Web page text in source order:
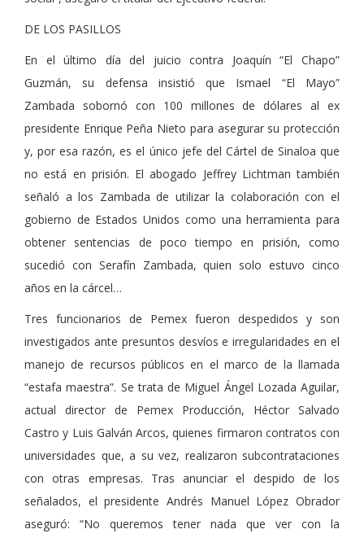
DE LOS PASILLOS
En el último día del juicio contra Joaquín “El Chapo”
Guzmán, su defensa insistió que Ismael “El Mayo”
Zambada sobornó con 100 millones de dólares al ex
presidente Enrique Peña Nieto para asegurar su protección
y, por esa razón, es el único jefe del Cártel de Sinaloa que
no está en prisión. El abogado Jeffrey Lichtman también
señaló a los Zambada de utilizar la colaboración con el
gobierno de Estados Unidos como una herramienta para
obtener sentencias de poco tiempo en prisión, como
sucedió con Serafín Zambada, quien solo estuvo cinco
años en la cárcel…
Tres funcionarios de Pemex fueron despedidos y son
investigados ante presuntos desvíos e irregularidades en el
manejo de recursos públicos en el marco de la llamada
“estafa maestra”. Se trata de Miguel Ángel Lozada Aguilar,
actual director de Pemex Producción, Héctor Salvado
Castro y Luis Galván Arcos, quienes firmaron contratos con
universidades que, a su vez, realizaron subcontrataciones
con otras empresas. Tras anunciar el despido de los
señalados, el presidente Andrés Manuel López Obrador
aseguró: “No queremos tener nada que ver con la